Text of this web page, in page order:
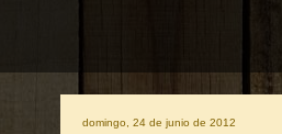
domingo, 24 de junio de 2012